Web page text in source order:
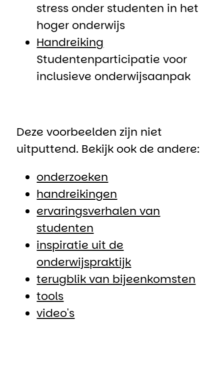
stress onder studenten in het
hoger onderwijs
Handreiking
Studentenparticipatie voor
inclusieve onderwijsaanpak
Deze voorbeelden zijn niet
uitputtend. Bekijk ook de andere:
onderzoeken
handreikingen
ervaringsverhalen van
studenten
inspiratie uit de
onderwijspraktijk
terugblik van bijeenkomsten
tools
video's